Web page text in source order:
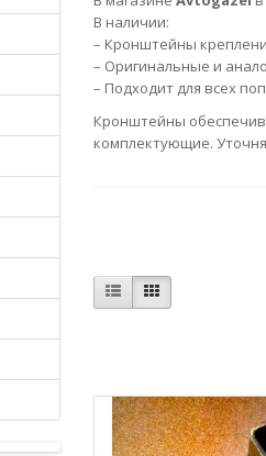
В наличии:
– Кронштейны
– Оригинальные и
– Подходит для всех
Кронштейны
комплектующие.